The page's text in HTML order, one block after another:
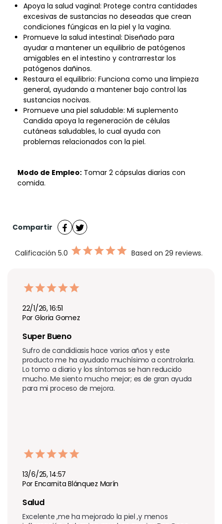
Apoya la salud vaginal: Protege contra cantidades
excesivas de sustancias no deseadas que crean
condiciones fúngicas en la piel y la vagina.
Promueve la salud intestinal: Diseñado para
ayudar a mantener un equilibrio de patógenos
amigables en el intestino y contrarrestar los
patógenos dañinos.
Restaura el equilibrio: Funciona como una limpieza
general, ayudando a mantener bajo control las
sustancias nocivas.
Promueve una piel saludable: Mi suplemento
Candida apoya la regeneración de células
cutáneas saludables, lo cual ayuda con
problemas relacionados con la piel.
Modo de Empleo: Tomar 2 cápsulas diarias con
comida.
Compartir
Calificación 5.0 Based on 29 reviews.
22/1/26, 16:51
Por Gloria Gomez
Super Bueno
Sufro de candidiasis hace varios años y este
producto me ha ayudado muchísimo a controlarla.
Lo tomo a diario y los síntomas se han reducido
mucho. Me siento mucho mejor; es de gran ayuda
para mi proceso de mejora.
13/6/25, 14:57
Por Encarnita Blánquez Marín
Salud
Excelente ,me ha mejorado la piel ,y menos